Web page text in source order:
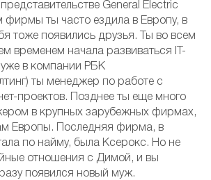
General Electric
фирмы ты часто ездила в Европу, в
тоже появились друзья. Ты во всем
временем начала развиваться IT-
уже в компании РБК
ты менеджер по работе с
проектов. Позднее ты еще много
в крупных зарубежных фирмах,
Европы. Последняя фирма, в
по найму, была Ксерокс. Но не
отношения с Димой, и вы
появился новый муж.